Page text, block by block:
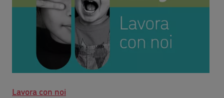
Lavora con noi